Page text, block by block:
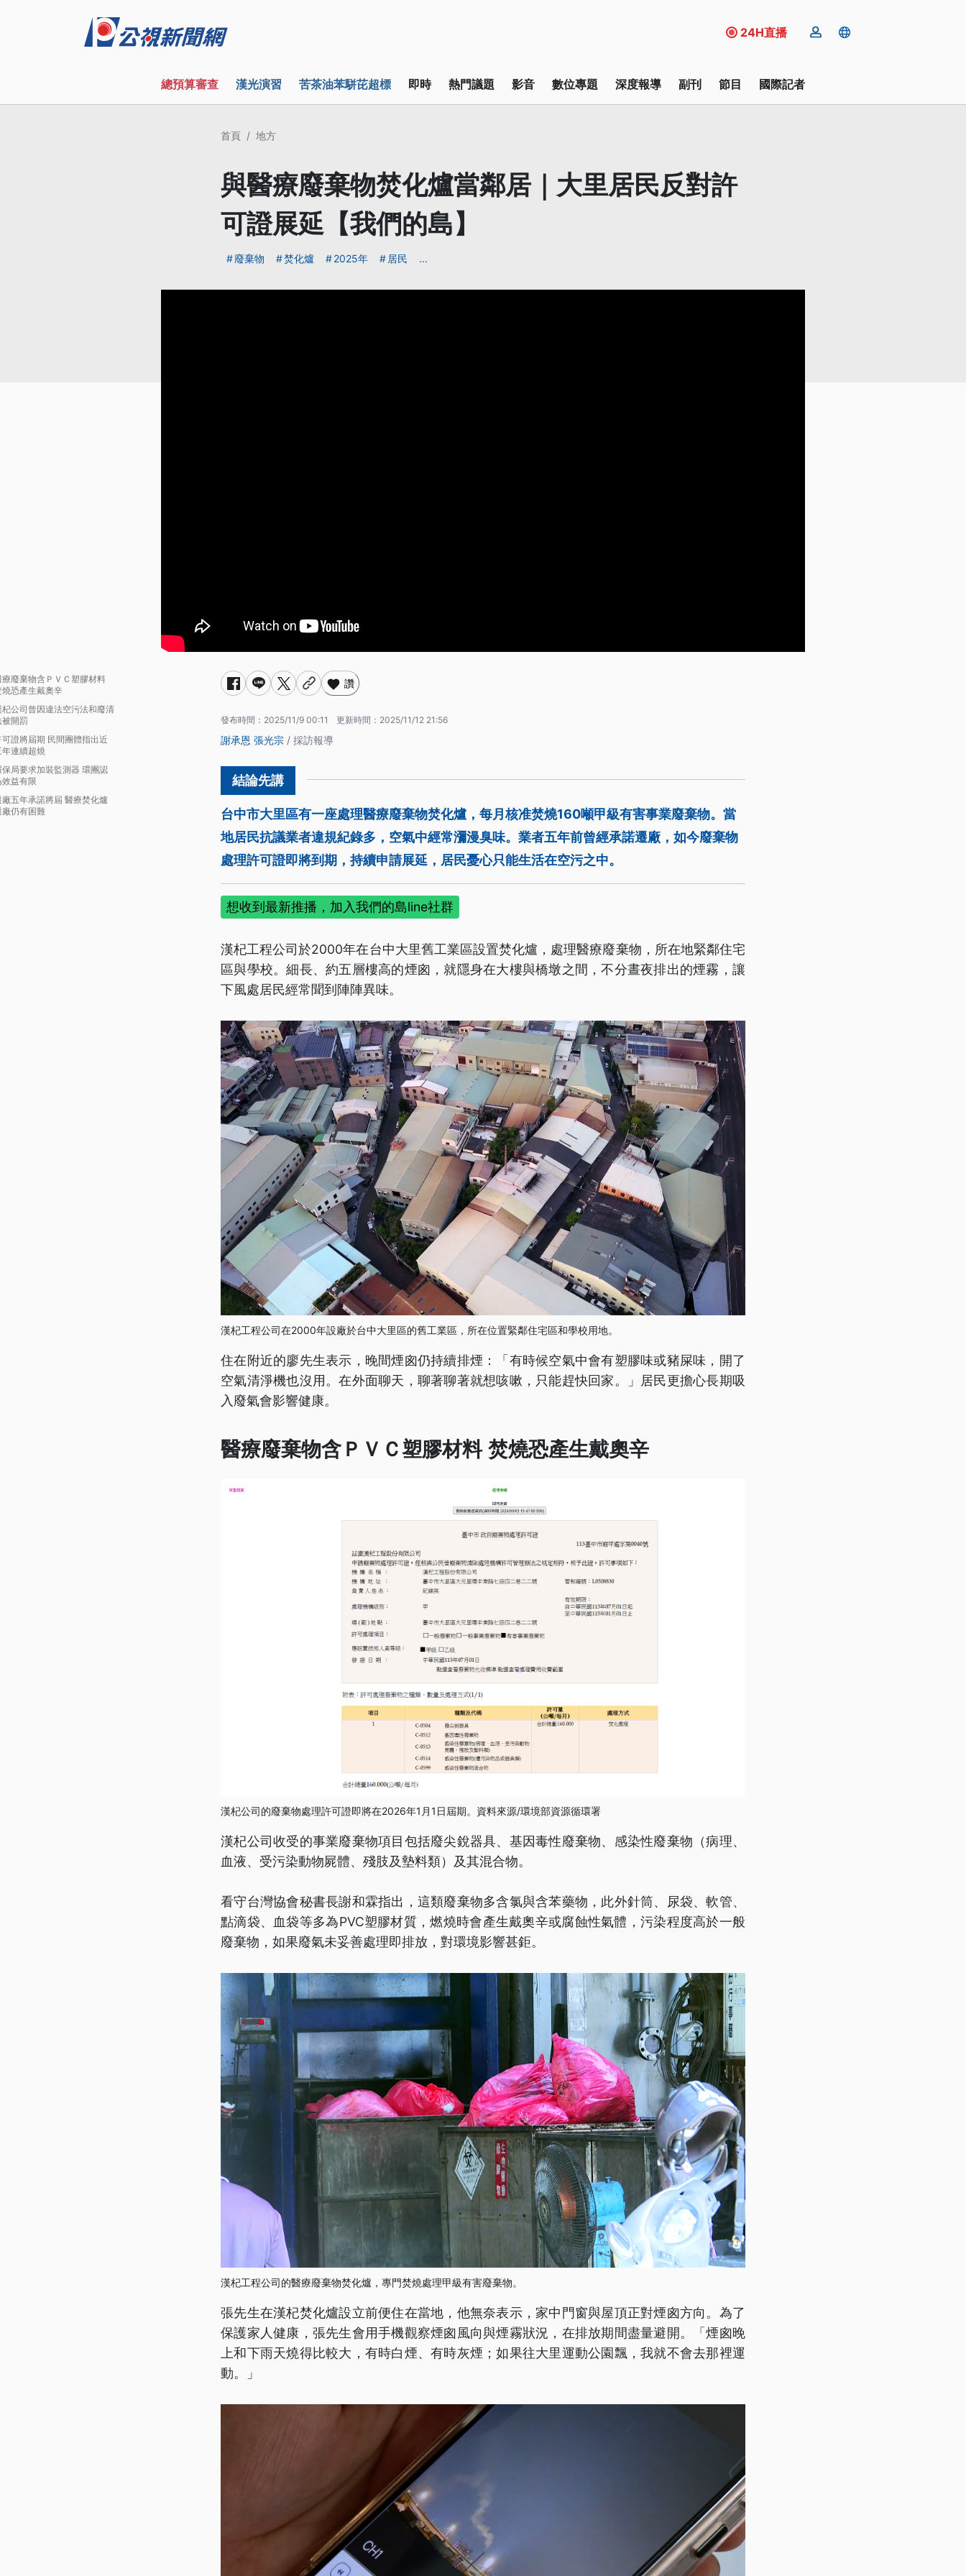
24H直播
總預算審查 漢光演習 苦茶油苯駢芘超標 即時 熱門議題 影音 數位專題 深度報導 副刊 節目 國際記者
首頁 地方
與醫療廢棄物焚化爐當鄰居｜大里居民反對許
可證展延【我們的島】
廢棄物 焚化爐 2025年 居民 ...
療廢棄物含ＰＶＣ塑膠材料
燒恐產生戴奧辛
杞公司曾因違法空污法和廢清
被開罰
可證將屆期 民間團體指出近
年連續超燒
保局要求加裝監測器 環團認
效益有限
廠五年承諾將屆 醫療焚化爐
廠仍有困難
讚
發布時間： 2025/11/9 00:11 更新時間： 2025/11/12 21:56
謝承恩 張光宗 / 採訪報導
台中市大里區有一座處理醫療廢棄物焚化爐，每月核准焚燒160噸甲級有害事業廢棄物。當
地居民抗議業者違規紀錄多，空氣中經常瀰漫臭味。業者五年前曾經承諾遷廠，如今廢棄物
處理許可證即將到期，持續申請展延，居民憂心只能生活在空污之中。
想收到最新推播，加入我們的島line社群
漢杞工程公司於2000年在台中大里舊工業區設置焚化爐，處理醫療廢棄物，所在地緊鄰住宅
區與學校。細長、約五層樓高的煙囪，就隱身在大樓與橋墩之間，不分晝夜排出的煙霧，讓
下風處居民經常聞到陣陣異味。
漢杞工程公司在2000年設廠於台中大里區的舊工業區，所在位置緊鄰住宅區和學校用地。
住在附近的廖先生表示，晚間煙囪仍持續排煙：「有時候空氣中會有塑膠味或豬屎味，開了
空氣清淨機也沒用。在外面聊天，聊著聊著就想咳嗽，只能趕快回家。」居民更擔心長期吸
入廢氣會影響健康。
醫療廢棄物含ＰＶＣ塑膠材料 焚燒恐產生戴奧辛
漢杞公司的廢棄物處理許可證即將在2026年1月1日屆期。資料來源/環境部資源循環署
漢杞公司收受的事業廢棄物項目包括廢尖銳器具、基因毒性廢棄物、感染性廢棄物（病理、
血液、受污染動物屍體、殘肢及墊料類）及其混合物。
看守台灣協會秘書長謝和霖指出，這類廢棄物多含氯與含苯藥物，此外針筒、尿袋、軟管、
點滴袋、血袋等多為PVC塑膠材質，燃燒時會產生戴奧辛或腐蝕性氣體，污染程度高於一般
廢棄物，如果廢氣未妥善處理即排放，對環境影響甚鉅。
漢杞工程公司的醫療廢棄物焚化爐，專門焚燒處理甲級有害廢棄物。
張先生在漢杞焚化爐設立前便住在當地，他無奈表示，家中門窗與屋頂正對煙囪方向。為了
保護家人健康，張先生會用手機觀察煙囪風向與煙霧狀況，在排放期間盡量避開。「煙囪晚
上和下雨天燒得比較大，有時白煙、有時灰煙；如果往大里運動公園飄，我就不會去那裡運
動。」